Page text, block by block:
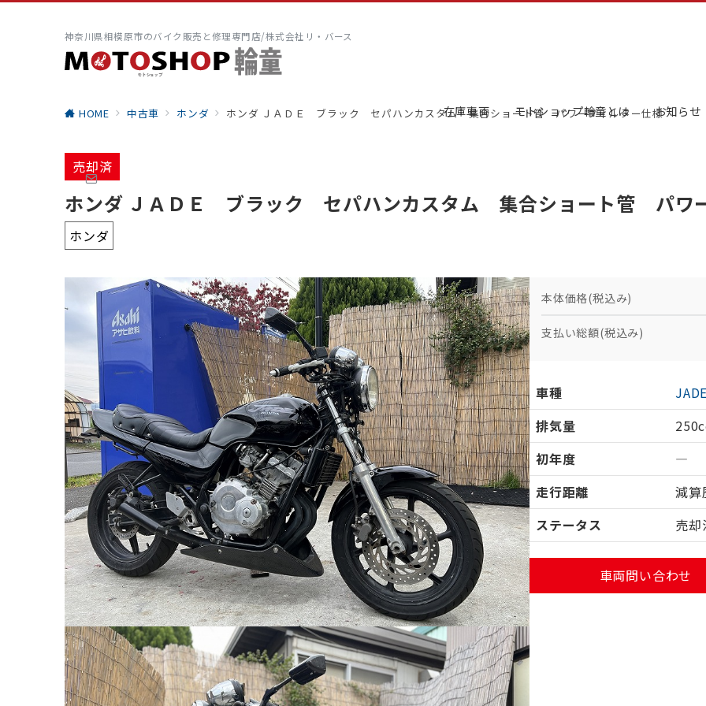
神奈川県相模原市のバイク販売と修理専門店/株式会社リ・バース
在庫車両 モトショップ輪童とは お知らせ
HOME 中古車 ホンダ ホンダ ＪＡＤＥ ブラック セパハンカスタム 集合ショート管 パワーフィルター仕様
売却済
ホンダ ＪＡＤＥ ブラック セパハンカスタム 集合ショート管 パワ
ホンダ
本体価格(税込み)
支払い総額(税込み)
車種
JADE
排気量
初年度
―
走行距離
減算
ステータス
売却
車両問い合わせ